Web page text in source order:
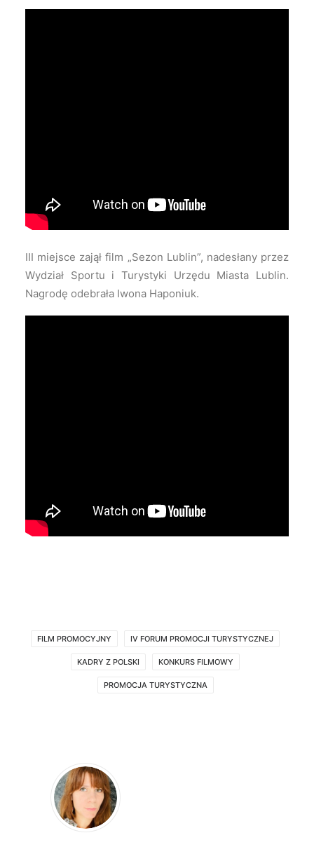
III miejsce zajął film „Sezon Lublin”, nadesłany przez
Wydział Sportu i Turystyki Urzędu Miasta Lublin.
Nagrodę odebrała Iwona Haponiuk.
FILM PROMOCYJNY IV FORUM PROMOCJI TURYSTYCZNEJ
KADRY Z POLSKI KONKURS FILMOWY
PROMOCJA TURYSTYCZNA